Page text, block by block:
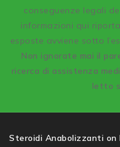
conseguenze legali
informazioni qui
esposte avviene sotto
Non ignorate mai il
ricerca di assistenza
letto
Steroidi Anabolizzanti on